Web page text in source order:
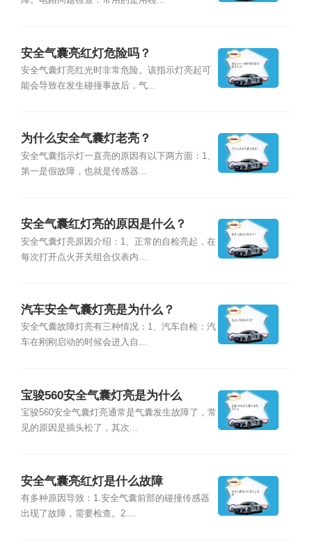
安全气囊亮红灯危险吗？
安全气囊灯亮红光时非常危险。该指示灯亮起可
能会导致在发生碰撞事故后，气...
为什么安全气囊灯老亮？
安全气囊指示灯一直亮的原因有以下两方面：1、
第一是假故障，也就是传感器...
安全气囊红灯亮的原因是什么？
安全气囊灯亮原因介绍：1、正常的自检亮起，在
每次打开点火开关组合仪表内...
汽车安全气囊灯亮是为什么？
安全气囊故障灯亮有三种情况：1、汽车自检：汽
车在刚刚启动的时候会进入自...
宝骏560安全气囊灯亮是为什么
宝骏560安全气囊灯亮通常是气囊发生故障了，常
见的原因是插头松了，其次...
安全气囊亮红灯是什么故障
有多种原因导致：1.安全气囊前部的碰撞传感器
出现了故障，需要检查。2....